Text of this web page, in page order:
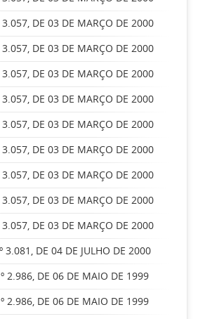
3.057, DE 03 DE MARÇO DE 2000
3.057, DE 03 DE MARÇO DE 2000
3.057, DE 03 DE MARÇO DE 2000
3.057, DE 03 DE MARÇO DE 2000
3.057, DE 03 DE MARÇO DE 2000
3.057, DE 03 DE MARÇO DE 2000
3.057, DE 03 DE MARÇO DE 2000
3.057, DE 03 DE MARÇO DE 2000
3.057, DE 03 DE MARÇO DE 2000
3.081, DE 04 DE JULHO DE 2000
2.986, DE 06 DE MAIO DE 1999
2.986, DE 06 DE MAIO DE 1999